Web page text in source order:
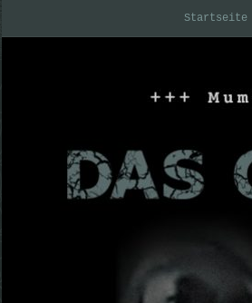
Startseite